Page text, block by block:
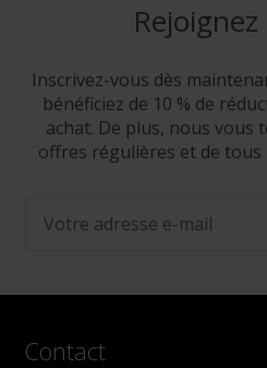
Inscrivez-vous dès
bénéficiez de 10 % de
achat. De plus, nous vous
offres régulières et de
Contact